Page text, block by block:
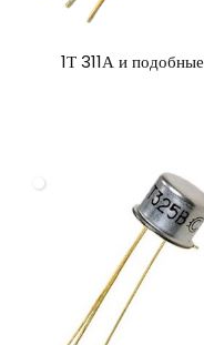
1Т 311А и подобные